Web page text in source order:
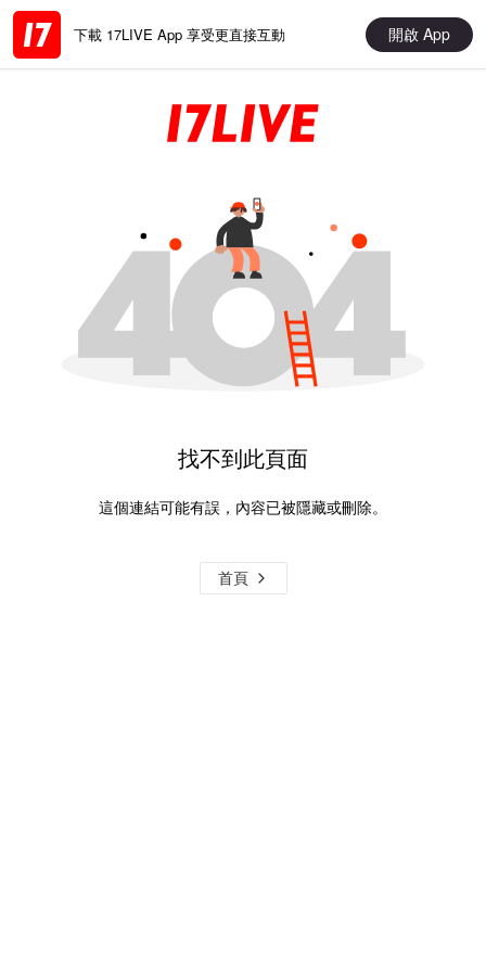
下載 17LIVE App 享受更直接互動 開啟 App
找不到此頁面
這個連結可能有誤，內容已被隱藏或刪除。
首頁